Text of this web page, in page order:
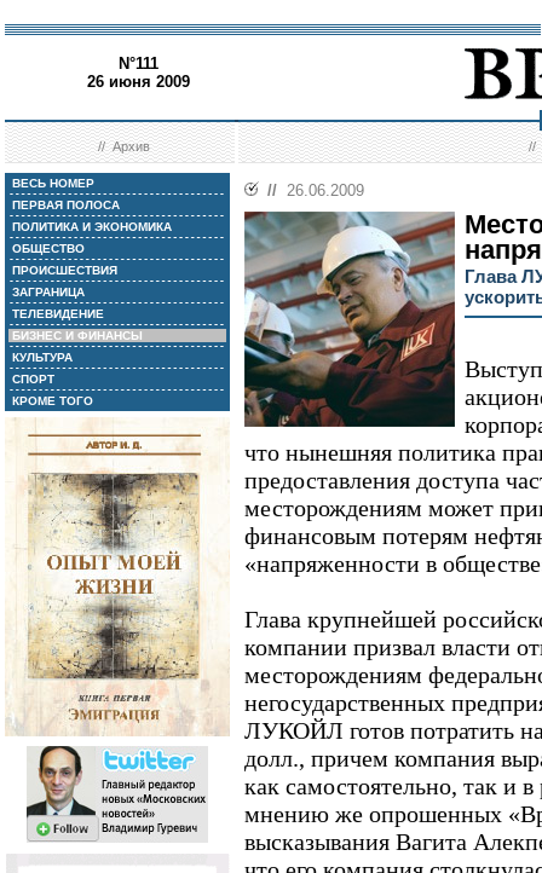
N°111
26 июня 2009
//Архив //
ВЕСЬ НОМЕР
ПЕРВАЯ ПОЛОСА
ПОЛИТИКА И ЭКОНОМИКА
ОБЩЕСТВО
ПРОИСШЕСТВИЯ
ЗАГРАНИЦА
ТЕЛЕВИДЕНИЕ
БИЗНЕС И ФИНАНСЫ
КУЛЬТУРА
СПОРТ
КРОМЕ ТОГО
// 26.06.2009
Глава
что нынешняя политика
предоставления доступа
месторождениям может
финансовым потерям
«напряженности в
Глава крупнейшей
компании призвал власти
месторождениям
негосударственных
ЛУКОЙЛ готов потратить
долл., причем компания
как самостоятельно, так и
мнению же опрошенных
высказывания Вагита